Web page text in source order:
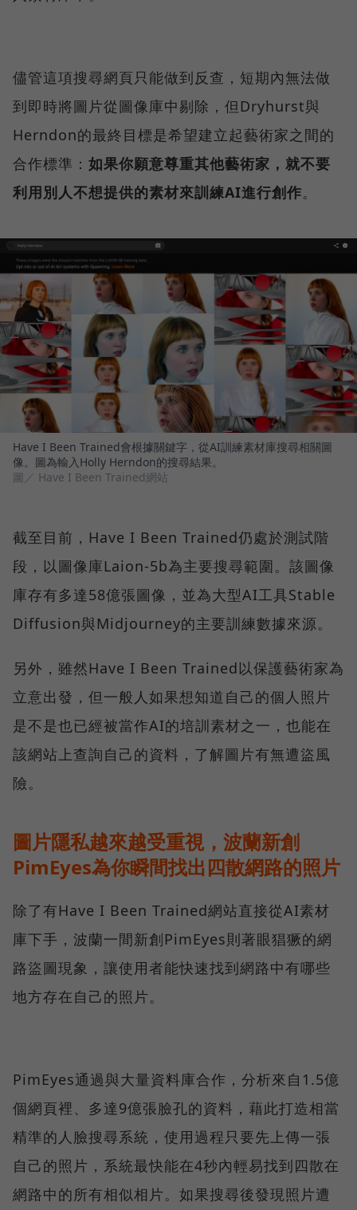
儘管這項搜尋網頁只能做到反查，短期內無法做
到即時將圖片從圖像庫中剔除，但Dryhurst與
Herndon的最終目標是希望建立起藝術家之間的
合作標準： 如果你願意尊重其他藝術家，就不要
利用別人不想提供的素材來訓練AI進行創作。
Have I Been Trained會根據關鍵字，從AI訓練素材庫搜尋相關圖
像。圖為輸入Holly Herndon的搜尋結果。
圖／ Have I Been Trained網站
截至目前，Have I Been Trained仍處於測試階
段，以圖像庫Laion-5b為主要搜尋範圍。該圖像
庫存有多達58億張圖像，並為大型AI工具Stable
Diffusion與Midjourney的主要訓練數據來源。
另外，雖然Have I Been Trained以保護藝術家為
立意出發，但一般人如果想知道自己的個人照片
是不是也已經被當作AI的培訓素材之一，也能在
該網站上查詢自己的資料，了解圖片有無遭盜風
險。
圖片隱私越來越受重視，波蘭新創
PimEyes為你瞬間找出四散網路的照片
除了有Have I Been Trained網站直接從AI素材
庫下手，波蘭一間新創PimEyes則著眼猖獗的網
路盜圖現象，讓使用者能快速找到網路中有哪些
地方存在自己的照片。
PimEyes通過與大量資料庫合作，分析來自1.5億
個網頁裡、多達9億張臉孔的資料，藉此打造相當
精準的人臉搜尋系統，使用過程只要先上傳一張
自己的照片，系統最快能在4秒內輕易找到四散在
網路中的所有相似相片。如果搜尋後發現照片遭